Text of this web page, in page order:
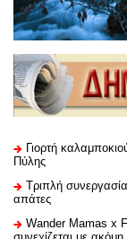
Γιορτή
Πύλης
Τριπλή
απάτες
Wander Mamas x